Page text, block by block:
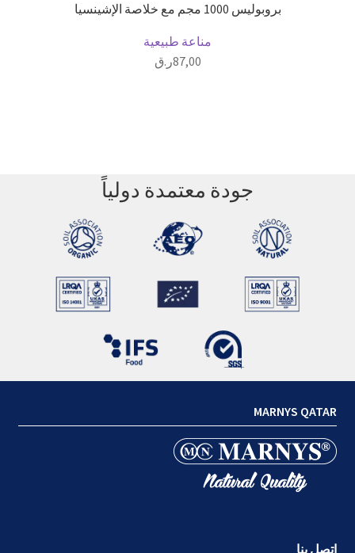
بروبوليس 1000 مجم مع خلاصة الإشينسيا
مناعة طبيعية
87,00ر.ق
جودة معتمدة دولياً
MARNYS QATAR
اتصل بنا